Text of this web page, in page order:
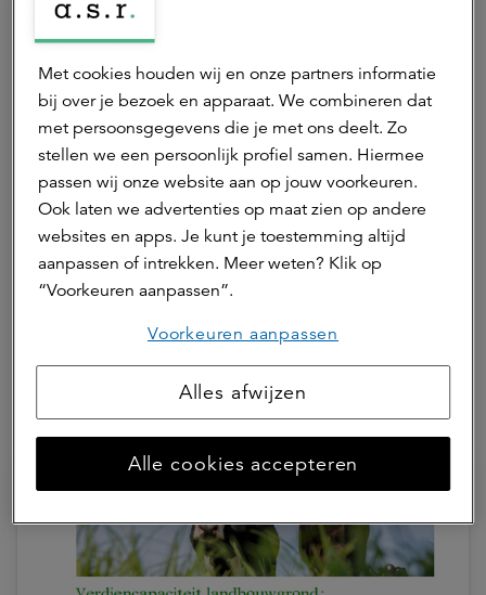
Intelligence en daarnaast werkzaam als researcher
voor de retailmarkt.
Neem contact op
Robin Brett van Steen
researcher
Robin is researcher voor science parks, woningen en
kantoren.
Neem contact op
Hierna lezen
Met cookies houden wij en onze partners informatie
bij over je bezoek en apparaat. We combineren dat
met persoonsgegevens die je met ons deelt. Zo
stellen we een persoonlijk profiel samen. Hiermee
passen wij onze website aan op jouw voorkeuren.
Ook laten we advertenties op maat zien op andere
websites en apps. Je kunt je toestemming altijd
aanpassen of intrekken. Meer weten? Klik op
“Voorkeuren aanpassen”.
Voorkeuren aanpassen
Alles afwijzen
Alle cookies accepteren